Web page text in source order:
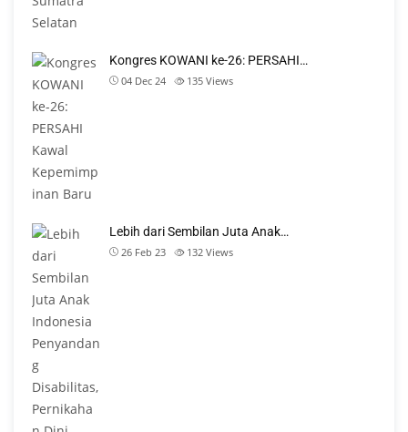
Kongres KOWANI ke-26: PERSAHI…
04 Dec 24 135 Views
Lebih dari Sembilan Juta Anak…
26 Feb 23 132 Views